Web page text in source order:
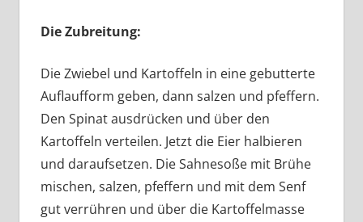
Die Zubreitung:
Die Zwiebel und Kartoffeln in eine gebutterte
Auflaufform geben, dann salzen und pfeffern.
Den Spinat ausdrücken und über den
Kartoffeln verteilen. Jetzt die Eier halbieren
und daraufsetzen. Die Sahnesoße mit Brühe
mischen, salzen, pfeffern und mit dem Senf
gut verrühren und über die Kartoffelmasse